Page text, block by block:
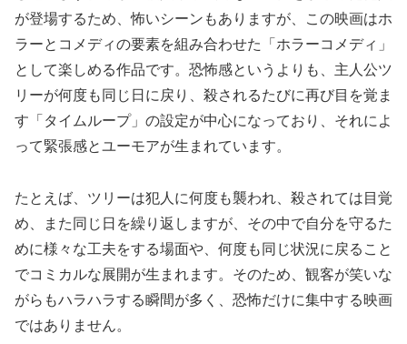
が登場するため、怖いシーンもありますが、この映画はホ
ラーとコメディの要素を組み合わせた「ホラーコメディ」
として楽しめる作品です。恐怖感というよりも、主人公ツ
リーが何度も同じ日に戻り、殺されるたびに再び目を覚ま
す「タイムループ」の設定が中心になっており、それによ
って緊張感とユーモアが生まれています。
たとえば、ツリーは犯人に何度も襲われ、殺されては目覚
め、また同じ日を繰り返しますが、その中で自分を守るた
めに様々な工夫をする場面や、何度も同じ状況に戻ること
でコミカルな展開が生まれます。そのため、観客が笑いな
がらもハラハラする瞬間が多く、恐怖だけに集中する映画
ではありません。